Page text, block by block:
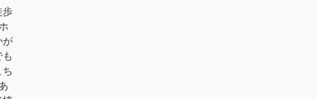
歩
が
ち